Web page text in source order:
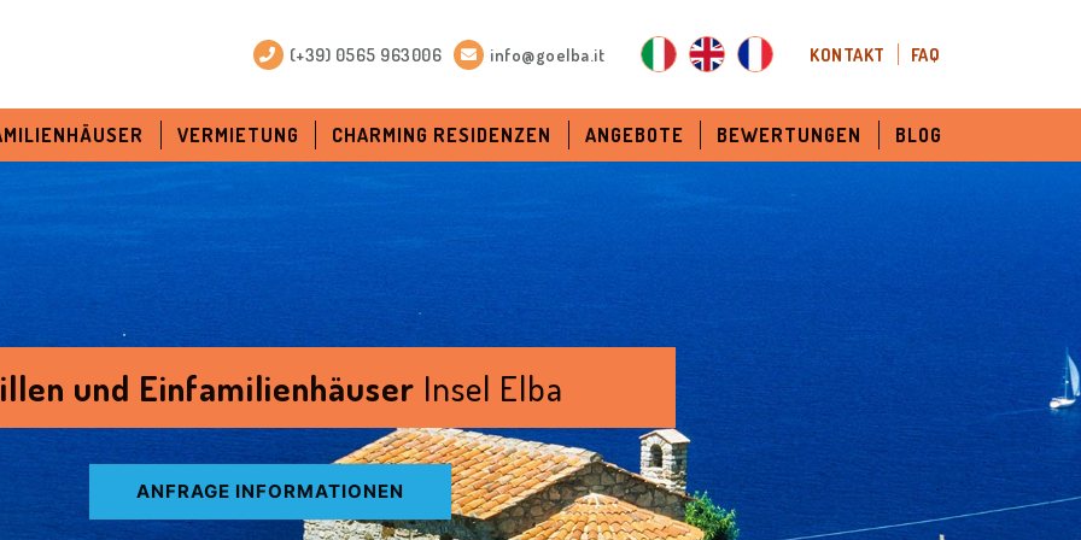
(+39) 0565 963006 info@goelba.it KONTAKT FAQ
VERMIETUNG CHARMING RESIDENZEN ANGEBOTE BEWERTUNGEN BLOG
und Einfamilienhäuser Insel Elba
ANFRAGE INFORMATIONEN